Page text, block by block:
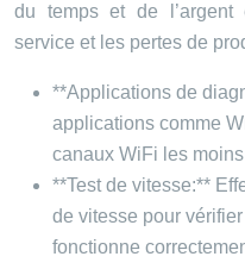
du temps et de l’argent
service et les pertes de
**Applications de
applications comme
canaux WiFi les
**Test de vitesse:**
de vitesse pour
fonctionne